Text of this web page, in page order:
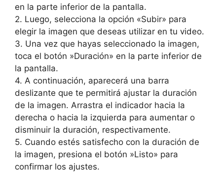
en la parte inferior ⁢de⁢ la‌ pantalla.
2. Luego, selecciona la opción «Subir»​ para
elegir la ⁣imagen que deseas ⁢utilizar en tu video.
3. Una ⁣vez que hayas ⁢seleccionado la imagen,
toca el⁣ botón ⁣»Duración» en la⁢ parte⁤ inferior de
la ​pantalla.
4. A‍ continuación, aparecerá ​una barra
deslizante que te permitirá ajustar la duración
de la ⁢imagen. Arrastra⁢ el⁢ indicador hacia la
‌derecha o hacia​ la izquierda para aumentar‍ o
disminuir la duración, respectivamente.
5. Cuando estés satisfecho con la​ duración ‌de
la imagen, presiona el botón ‍»Listo»⁣ para‌
confirmar⁣ los ajustes.